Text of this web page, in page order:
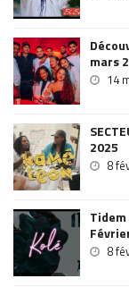
mars
14
2025
8
Tidem
8